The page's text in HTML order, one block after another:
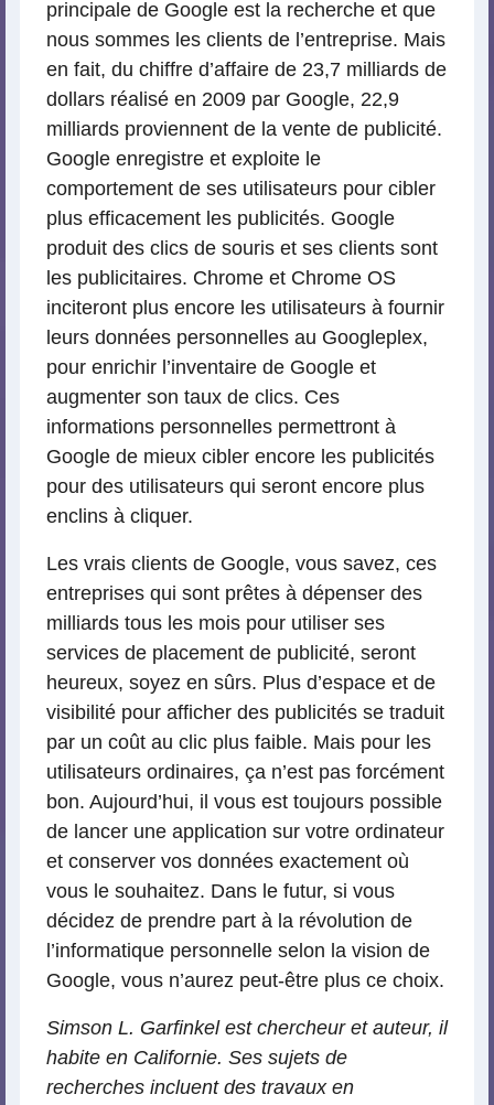
principale de Google est la recherche et que
nous sommes les clients de l’entreprise. Mais
en fait, du chiffre d’affaire de 23,7 milliards de
dollars réalisé en 2009 par Google, 22,9
milliards proviennent de la vente de publicité.
Google enregistre et exploite le
comportement de ses utilisateurs pour cibler
plus efficacement les publicités. Google
produit des clics de souris et ses clients sont
les publicitaires. Chrome et Chrome OS
inciteront plus encore les utilisateurs à fournir
leurs données personnelles au Googleplex,
pour enrichir l’inventaire de Google et
augmenter son taux de clics. Ces
informations personnelles permettront à
Google de mieux cibler encore les publicités
pour des utilisateurs qui seront encore plus
enclins à cliquer.
Les vrais clients de Google, vous savez, ces
entreprises qui sont prêtes à dépenser des
milliards tous les mois pour utiliser ses
services de placement de publicité, seront
heureux, soyez en sûrs. Plus d’espace et de
visibilité pour afficher des publicités se traduit
par un coût au clic plus faible. Mais pour les
utilisateurs ordinaires, ça n’est pas forcément
bon. Aujourd’hui, il vous est toujours possible
de lancer une application sur votre ordinateur
et conserver vos données exactement où
vous le souhaitez. Dans le futur, si vous
décidez de prendre part à la révolution de
l’informatique personnelle selon la vision de
Google, vous n’aurez peut-être plus ce choix.
Simson L. Garfinkel est chercheur et auteur, il
habite en Californie. Ses sujets de
recherches incluent des travaux en